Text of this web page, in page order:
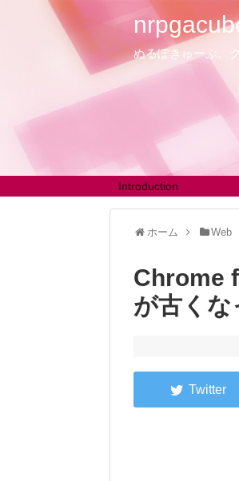
ぬるぽきゅーぶ。
Introduction
ホーム Web
Chrome
が古くな